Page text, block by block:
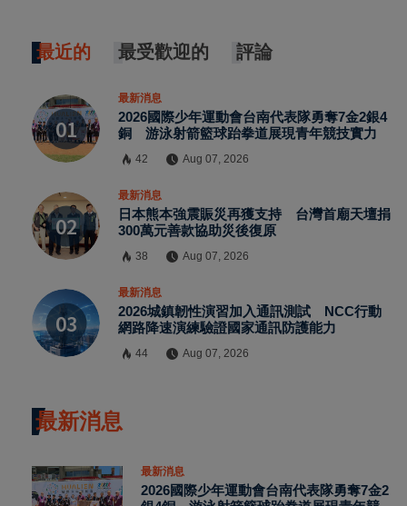
最近的 最受歡迎的 評論
最新消息
2026國際少年運動會台南代表隊勇奪7金2銀4
銅 游泳射箭籃球跆拳道展現青年競技實力
42 Aug 07, 2026
最新消息
日本熊本強震賑災再獲支持 台灣首廟天壇捐
300萬元善款協助災後復原
38 Aug 07, 2026
最新消息
2026城鎮韌性演習加入通訊測試 NCC行動
網路降速演練驗證國家通訊防護能力
44 Aug 07, 2026
最新消息
最新消息
2026國際少年運動會台南代表隊勇奪7金2